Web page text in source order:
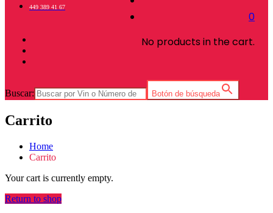
0
No products in the cart.
449 389 41 67
Buscar: Botón de búsqueda
Carrito
Home
Carrito
Your cart is currently empty.
Return to shop